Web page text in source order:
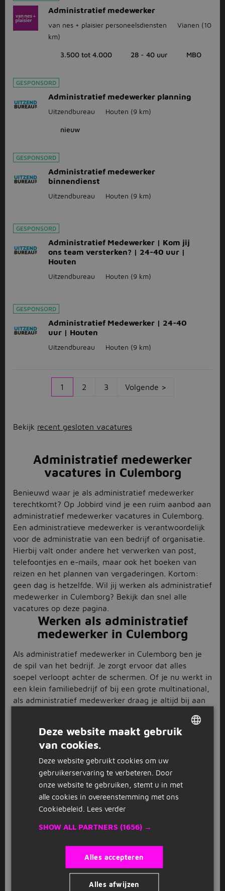
Administratief medewerker
van nes + plaisier personeelsdiensten Vianen (10
km)
3.500 tot 4.000 28 - 40 uur MBO
GESPONSORD
Administratief medewerker planning
Uitzendbureau Houten (9 km)
nieuw
GESPONSORD
Administratief medewerker
binnendienst
Uitzendbureau Houten (9 km)
GESPONSORD
Administratief Medewerker | Kom jij
ons team versterken? | 24-40 uur |
Houten
Uitzendbureau Houten (9 km)
GESPONSORD
Administratief Medewerker | 24-40
uur | Houten
Uitzendbureau Houten (9 km)
1 2 3 Volgende >
Bekijk recent gesloten vacatures
Administratief medewerker
vacatures in Culemborg
Benieuwd waar je als administratief medewerker
terechtkomt? Op Jobbird vind je een ruim aanbod aan
administratief medewerker vacatures in Culemborg.
Een administratieve medewerker is verantwoordelijk
voor de administratie van een bedrijf of organisatie.
Hierbij valt onder andere het verwerken van post,
telefoontjes en e-mails, maar ook het boeken van
reizen en het plannen van vergaderingen. Kortom:
geen dag is hetzelfde. Wil jij werken als administratief
medewerker in Culemborg? Bekijk dan snel alle
vacatures op deze pagina.
Werken als administratief
medewerker in Culemborg
Als administratief medewerker in Culemborg ben je
de spil van het bedrijf. Je zorgt ervoor dat alles
soepel verloopt achter de schermen. Of je nu werkt in
een klein familiebedrijf of bij een grote multinational,
als administratief medewerker draag je altijd bij aan
met jouw collega’s zorg je er namelijk voor dat alles
op rolletjes loopt. Dit doe je door snel te schakelen en
proactief te handelen wanneer er iets misgaat.
Hebben we je enthousiast gemaakt over werken als
administratief medewerker in Culemborg? Solliciteer
dan direct op één van de vacatures op deze pagina.
Solliciteren op een administratief
medewerker vacature in
langer en solliciteer direct! Zorg ervoor dat je cv up-
to-date is en vergeet ook niet om een motivatiebrief
toe te voegen waarin je vertelt waarom jij perfect
Deze website maakt gebruik
van cookies.
Deze website gebruikt cookies om uw
gebruikerservaring te verbeteren. Door
onze website te gebruiken, stemt u in met
alle cookies in overeenstemming met ons
Cookiebeleid. Lees verder
SHOW ALL PARTNERS (1656) →
Alles accepteren
Alles afwijzen